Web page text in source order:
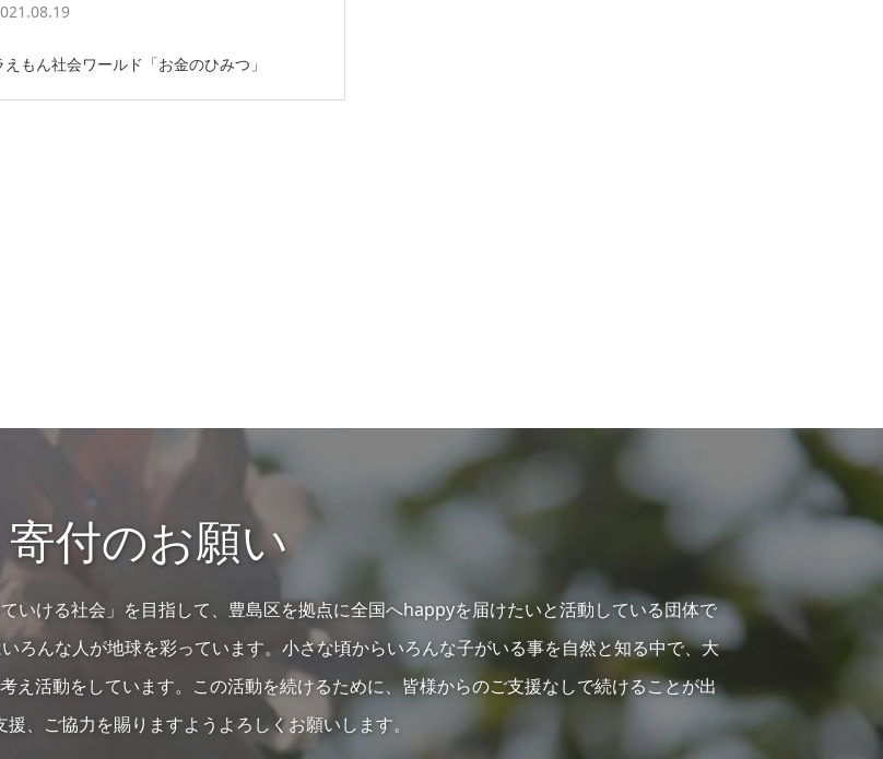
えもん社会ワールド「お金のひみつ」
寄付のお願い
いける社会」を目指して、豊島区を拠点に全国へhappyを届けたいと活動している団体で
ろんな人が地球を彩っています。小さな頃からいろんな子がいる事を自然と知る中で、大
え活動をしています。この活動を続けるために、皆様からのご支援なしで続けることが出
、ご協力を賜りますようよろしくお願いします。